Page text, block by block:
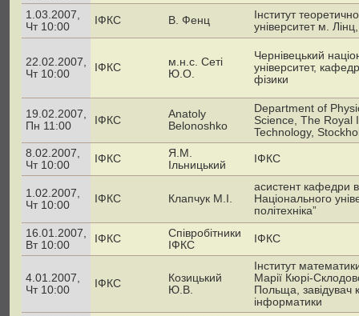
1.03.2007,
Чт 10:00
ІФКС В. Фенц
Інститут
університет м.
22.02.2007,
Чт 10:00
ІФКС
м.н.с. Сеті
Ю.О.
Чернівецький
університет,
фізики
19.02.2007,
Пн 11:00
ІФКС
Anatoly
Belonoshko
Department of
Science, The Royal
Technology,
8.02.2007,
Чт 10:00
ІФКС
Я.М.
Ільницький
ІФКС
1.02.2007,
Чт 10:00
ІФКС Клапчук М.І.
асистент кафедри
Національного
політехніка”
16.01.2007,
Вт 10:00
ІФКС
Співробітники
ІФКС
ІФКС
4.01.2007,
Чт 10:00
ІФКС
Козицький
Ю.В.
Інститут
Марії Кюрі-
Польща,
інформатики